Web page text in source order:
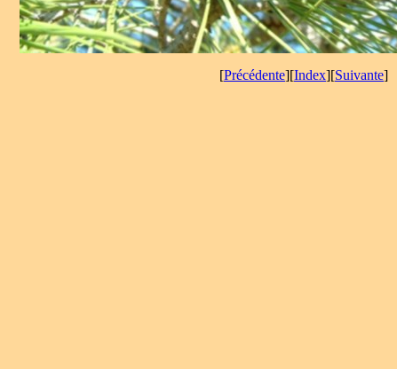
[Précédente][Index][Suivante]